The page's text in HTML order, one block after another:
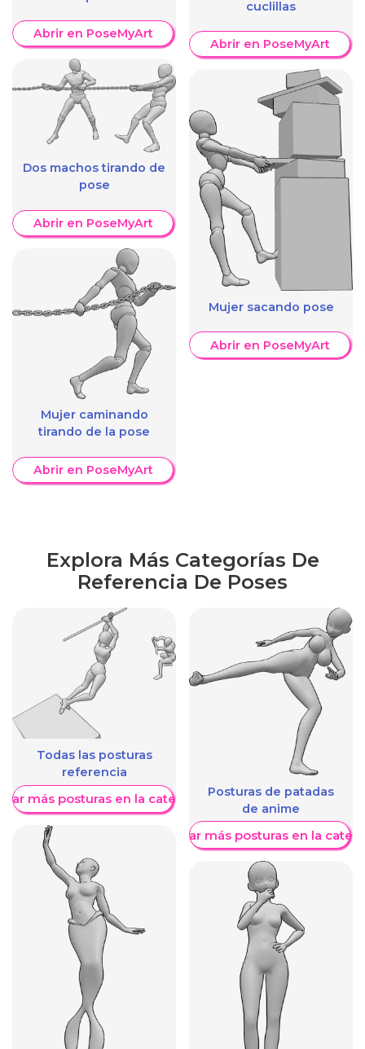
Abrir en PoseMyArt
Dos machos tirando de
pose
Abrir en PoseMyArt
Mujer caminando
tirando de la pose
Abrir en PoseMyArt
cuclillas
Abrir en PoseMyArt
Mujer sacando pose
Abrir en PoseMyArt
Explora Más Categorías De
Referencia De Poses
Todas las posturas
referencia
más posturas en la categoría Posturas de patadas
de anime
Mostrar más posturas en la